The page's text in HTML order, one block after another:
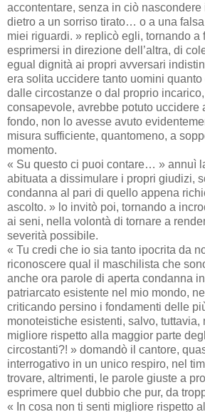
accontentare, senza in ciò
dietro a un sorriso tirato… o a una
miei riguardi. » replicò egli, tornando a
esprimersi in direzione dell’altra, di
egual dignità ai propri avversari
era solita uccidere tanto uomini
dalle circostanze o dal proprio
consapevole, avrebbe potuto uccidere
fondo, non lo avesse avuto
misura sufficiente, quantomeno, a
momento.
« Su questo ci puoi contare… » annuì
abituata a dissimulare i propri giudizi,
condanna al pari di quello appena
ascolto. » lo invitò poi, tornando a
ai seni, nella volontà di tornare a
severità possibile.
« Tu credi che io sia tanto ipocrita da
riconoscere qual il maschilista che
anche ora parole di aperta condanna in
patriarcato esistente nel mio mondo,
criticando persino i fondamenti delle
monoteistiche esistenti, salvo, tuttavia,
migliore rispetto alla maggior parte
circostanti?! » domandò il cantore,
interrogativo in un unico respiro, nel
trovare, altrimenti, le parole giuste a
esprimere quel dubbio che pur, da
« In cosa non ti senti migliore rispetto